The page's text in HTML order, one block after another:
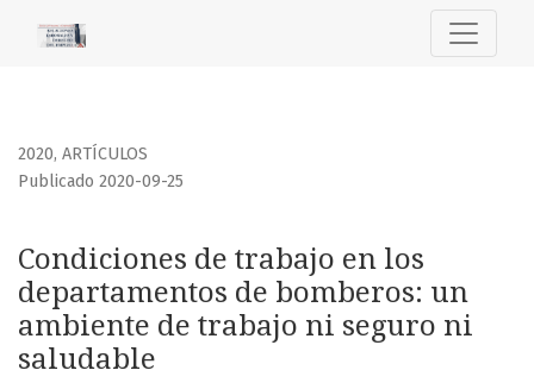
Condiciones de trabajo en los departamentos de
2020, ARTÍCULOS
Condiciones de trabajo en los
departamentos de bomberos: un
ambiente de trabajo ni seguro ni
saludable
Publicado 2020-09-25